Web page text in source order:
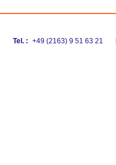
Tel. : +49 (2163) 9 51 63 21